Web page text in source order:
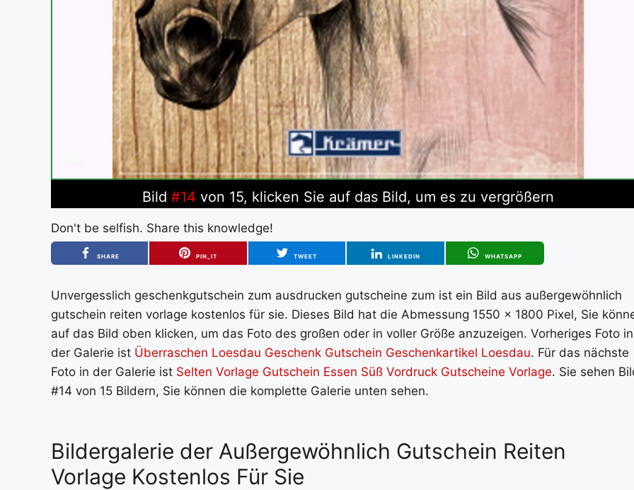
Bild #14 von 15, klicken Sie auf das Bild, um es zu vergrößern
Don't be selfish. Share this knowledge!
SHARE PIN_IT TWEET LINKEDIN WHATSAPP
Unvergesslich geschenkgutschein zum ausdrucken gutscheine zum ist ein Bild aus außergewöhnlich
gutschein reiten vorlage kostenlos für sie. Dieses Bild hat die Abmessung 1550 x 1800 Pixel, Sie
auf das Bild oben klicken, um das Foto des großen oder in voller Größe anzuzeigen. Vorheriges Foto in
der Galerie ist Überraschen Loesdau Geschenk Gutschein Geschenkartikel Loesdau. Für das nächste
Foto in der Galerie ist Selten Vorlage Gutschein Essen Süß Vordruck Gutscheine Vorlage. Sie sehen
#14 von 15 Bildern, Sie können die komplette Galerie unten sehen.
Bildergalerie der Außergewöhnlich Gutschein Reiten
Vorlage Kostenlos Für Sie